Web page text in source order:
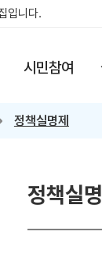
입니다.
시민참여
정책실명제
정책실